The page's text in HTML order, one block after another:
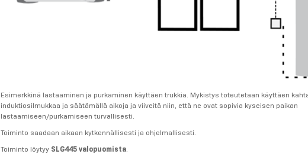
Esimerkkinä lastaaminen ja purkaminen käyttäen trukkia. Mykistys toteutetaan käyttäen
induktiosilmukkaa ja säätämällä aikoja ja viiveitä niin, että ne ovat sopivia kyseisen paikan
lastaamiseen/purkamiseen turvallisesti.
Toiminto saadaan aikaan kytkennällisesti ja ohjelmallisesti.
Toiminto löytyy SLG445 valopuomista